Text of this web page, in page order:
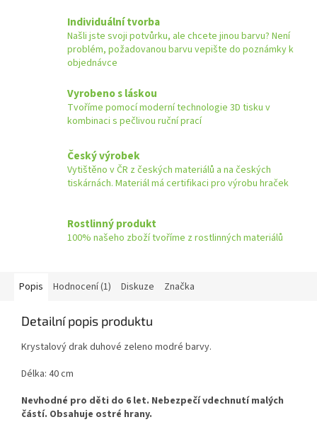
Individuální tvorba
Našli jste svoji potvůrku, ale chcete jinou barvu? Není
problém, požadovanou barvu vepište do poznámky k
objednávce
Vyrobeno s láskou
Tvoříme pomocí moderní technologie 3D tisku v
kombinaci s pečlivou ruční prací
Český výrobek
Vytištěno v ČR z českých materiálů a na českých
tiskárnách. Materiál má certifikaci pro výrobu hraček
Rostlinný produkt
100% našeho zboží tvoříme z rostlinných materiálů
Popis Hodnocení (1) Diskuze Značka
Detailní popis produktu
Krystalový drak duhové zeleno modré barvy.
Délka: 40 cm
Nevhodné pro děti do 6 let. Nebezpečí vdechnutí malých
částí. Obsahuje ostré hrany.